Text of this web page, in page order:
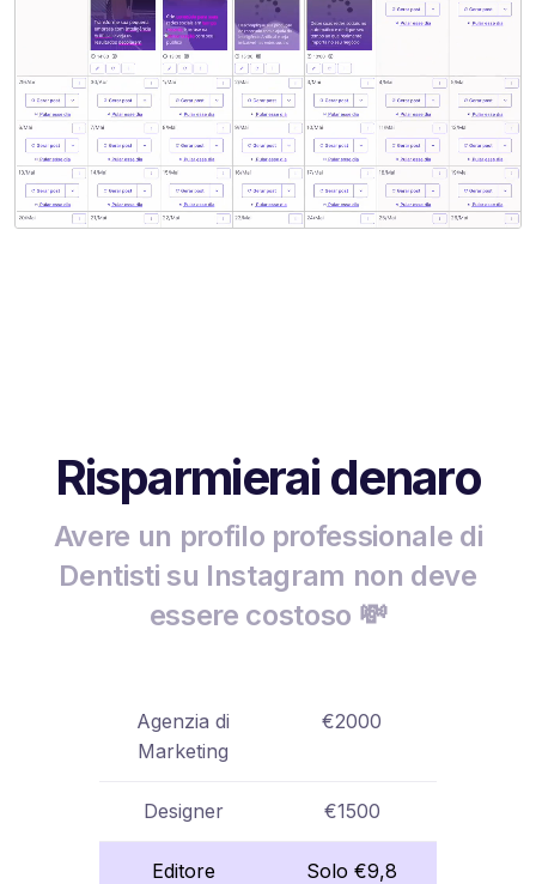
Risparmierai denaro
Avere un profilo professionale di
Dentisti su Instagram non deve
essere costoso 💸
Agenzia di
Marketing
€2000
Designer €1500
Editore
Solo €9,8